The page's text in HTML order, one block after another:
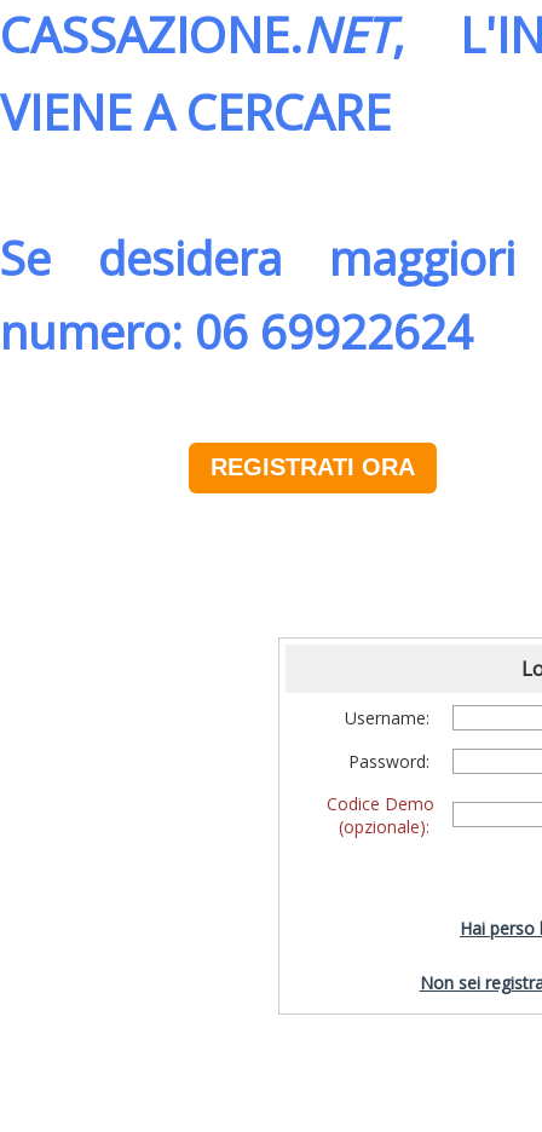
CASSAZIONE.NET,
VIENE A CERCARE
Se desidera
numero: 06 69922624
REGISTRATI ORA
Username:
Password:
Codice Demo
(opzionale):
Hai perso
Non sei